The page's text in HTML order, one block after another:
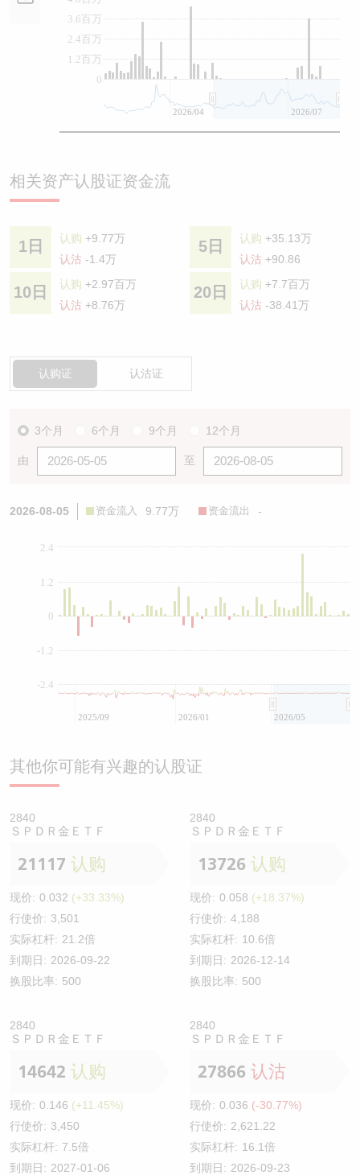
0
1.2百万
2.4百万
3.6百万
2026/04 2026/07
相关资产认股证资金流
1日 认购 +9.77万
认沽 -1.4万
5日 认购 +35.13万
认沽 +90.86
10日 认购 +2.97百万
认沽 +8.76万
20日 认购 +7.7百万
认沽 -38.41万
认购证 认沽证
3个月 6个月 9个月 12个月
由 至
2026-08-05 资金流入 9.77万 资金流出 -
0
-2.4
-1.2
1.2
2.4
2025/09 2026/01 2026/05
其他你可能有兴趣的认股证
2840
ＳＰＤＲ金ＥＴＦ
21117 认购
现价: 0.032 (+33.33%)
行使价: 3,501
实际杠杆: 21.2倍
到期日: 2026-09-22
换股比率: 500
2840
ＳＰＤＲ金ＥＴＦ
13726 认购
现价: 0.058 (+18.37%)
行使价: 4,188
实际杠杆: 10.6倍
到期日: 2026-12-14
换股比率: 500
2840
ＳＰＤＲ金ＥＴＦ
14642 认购
现价: 0.146 (+11.45%)
行使价: 3,450
实际杠杆: 7.5倍
到期日: 2027-01-06
2840
ＳＰＤＲ金ＥＴＦ
27866 认沽
现价: 0.036 (-30.77%)
行使价: 2,621.22
实际杠杆: 16.1倍
到期日: 2026-09-23